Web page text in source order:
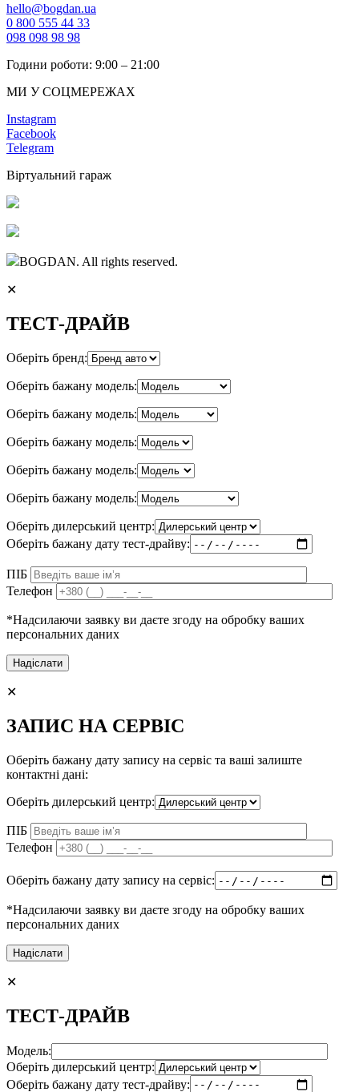
hello@bogdan.ua
0 800 555 44 33
098 098 98 98
Години роботи: 9:00 – 21:00
МИ У СОЦМЕРЕЖАХ
Instagram
Facebook
Telegram
Віртуальний гараж
BOGDAN. All rights reserved.
✕
ТЕСТ-ДРАЙВ
Оберіть бренд:
Оберіть бажану модель:
Оберіть бажану модель:
Оберіть бажану модель:
Оберіть бажану модель:
Оберіть бажану модель:
Оберіть дилерський центр:
Оберіть бажану дату тест-драйву:
ПІБ
Телефон
*Надсилаючи заявку ви даєте згоду на обробку ваших
персональних даних
✕
ЗАПИС НА СЕРВІС
Оберіть бажану дату запису на сервіс та ваші залиште
контактні дані:
Оберіть дилерський центр:
ПІБ
Телефон
Оберіть бажану дату запису на сервіс:
*Надсилаючи заявку ви даєте згоду на обробку ваших
персональних даних
✕
ТЕСТ-ДРАЙВ
Модель:
Оберіть дилерський центр:
Оберіть бажану дату тест-драйву: